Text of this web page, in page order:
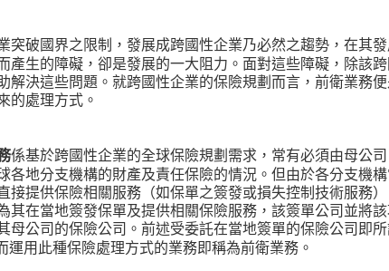
突破國界之限制，發展成跨國性企業乃必然之趨勢，在其
產生的障礙，卻是發展的一大阻力。面對這些障礙，除該
解決這些問題。就跨國性企業的保險規劃而言，前衛業務
的處理方式。
係基於跨國性企業的全球保險規劃需求，常有必須由母公
各地分支機構的財產及責任保險的情況。但由於各分支機
接提供保險相關服務（如保單之簽發或損失控制技術服務
其在當地簽發保單及提供相關保險服務，該簽單公司並將
母公司的保險公司。前述受委託在當地簽單的保險公司即
運用此種保險處理方式的業務即稱為前衛業務。